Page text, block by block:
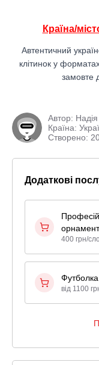
Країна/
Автентичний
клітинок у
замовте
Автор: Надія
Країна:
Створено:
Додаткові
400 грн/
від 1100